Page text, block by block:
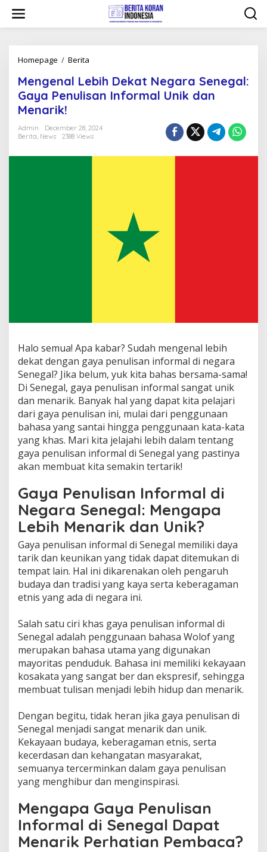
content
Homepage / Berita
Dekat
Negara
Senegal:
Penulisan
Informal
dan
Mengenal Lebih Dekat Negara Senegal:
Gaya Penulisan Informal Unik dan
Menarik!
Admin
December 28, 2024
Berita, News 2388 Views
Halo semua! Apa kabar? Sudah mengenal lebih
dekat dengan gaya penulisan informal di negara
Senegal? Jika belum, yuk kita bahas bersama-sama!
Di Senegal, gaya penulisan informal sangat unik
dan menarik. Banyak hal yang dapat kita pelajari
dari gaya penulisan ini, mulai dari penggunaan
bahasa yang santai hingga penggunaan kata-kata
yang khas. Mari kita jelajahi lebih dalam tentang
gaya penulisan informal di Senegal yang pastinya
akan membuat kita semakin tertarik!
Gaya Penulisan Informal di
Negara Senegal: Mengapa
Lebih Menarik dan Unik?
Gaya penulisan informal di Senegal memiliki daya
tarik dan keunikan yang tidak dapat ditemukan di
tempat lain. Hal ini dikarenakan oleh pengaruh
budaya dan tradisi yang kaya serta keberagaman
etnis yang ada di negara ini.
Salah satu ciri khas gaya penulisan informal di
Senegal adalah penggunaan bahasa Wolof yang
merupakan bahasa utama yang digunakan
mayoritas penduduk. Bahasa ini memiliki kekayaan
kosakata yang sangat ber dan ekspresif, sehingga
membuat tulisan menjadi lebih hidup dan menarik.
Dengan begitu, tidak heran jika gaya penulisan di
Senegal menjadi sangat menarik dan unik.
Kekayaan budaya, keberagaman etnis, serta
kecerdasan dan kehangatan masyarakat,
semuanya tercerminkan dalam gaya penulisan
yang menghibur dan menginspirasi.
Mengapa Gaya Penulisan
Informal di Senegal Dapat
Menarik Perhatian Pembaca?